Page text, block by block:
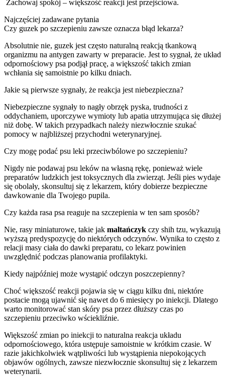
Zachowaj spokój – większość reakcji jest przejściowa.
Najczęściej zadawane pytania
Czy guzek po szczepieniu zawsze oznacza błąd lekarza?
Absolutnie nie, guzek jest często naturalną reakcją tkankową
organizmu na antygen zawarty w preparacie. Jest to sygnał, że układ
odpornościowy psa podjął pracę, a większość takich zmian
wchłania się samoistnie po kilku dniach.
Jakie są pierwsze sygnały, że reakcja jest niebezpieczna?
Niebezpieczne sygnały to nagły obrzęk pyska, trudności z
oddychaniem, uporczywe wymioty lub apatia utrzymująca się dłużej
niż dobę. W takich przypadkach należy niezwłocznie szukać
pomocy w najbliższej przychodni weterynaryjnej.
Czy mogę podać psu leki przeciwbólowe po szczepieniu?
Nigdy nie podawaj psu leków na własną rękę, ponieważ wiele
preparatów ludzkich jest toksycznych dla zwierząt. Jeśli pies wydaje
się obolały, skonsultuj się z lekarzem, który dobierze bezpieczne
dawkowanie dla Twojego pupila.
Czy każda rasa psa reaguje na szczepienia w ten sam sposób?
Nie, rasy miniaturowe, takie jak maltańczyk czy shih tzu, wykazują
wyższą predyspozycję do niektórych odczynów. Wynika to często z
relacji masy ciała do dawki preparatu, co lekarz powinien
uwzględnić podczas planowania profilaktyki.
Kiedy najpóźniej może wystąpić odczyn poszczepienny?
Choć większość reakcji pojawia się w ciągu kilku dni, niektóre
postacie mogą ujawnić się nawet do 6 miesięcy po iniekcji. Dlatego
warto monitorować stan skóry psa przez dłuższy czas po
szczepieniu przeciwko wściekliźnie.
Większość zmian po iniekcji to naturalna reakcja układu
odpornościowego, która ustępuje samoistnie w krótkim czasie. W
razie jakichkolwiek wątpliwości lub wystąpienia niepokojących
objawów ogólnych, zawsze niezwłocznie skonsultuj się z lekarzem
weterynarii.